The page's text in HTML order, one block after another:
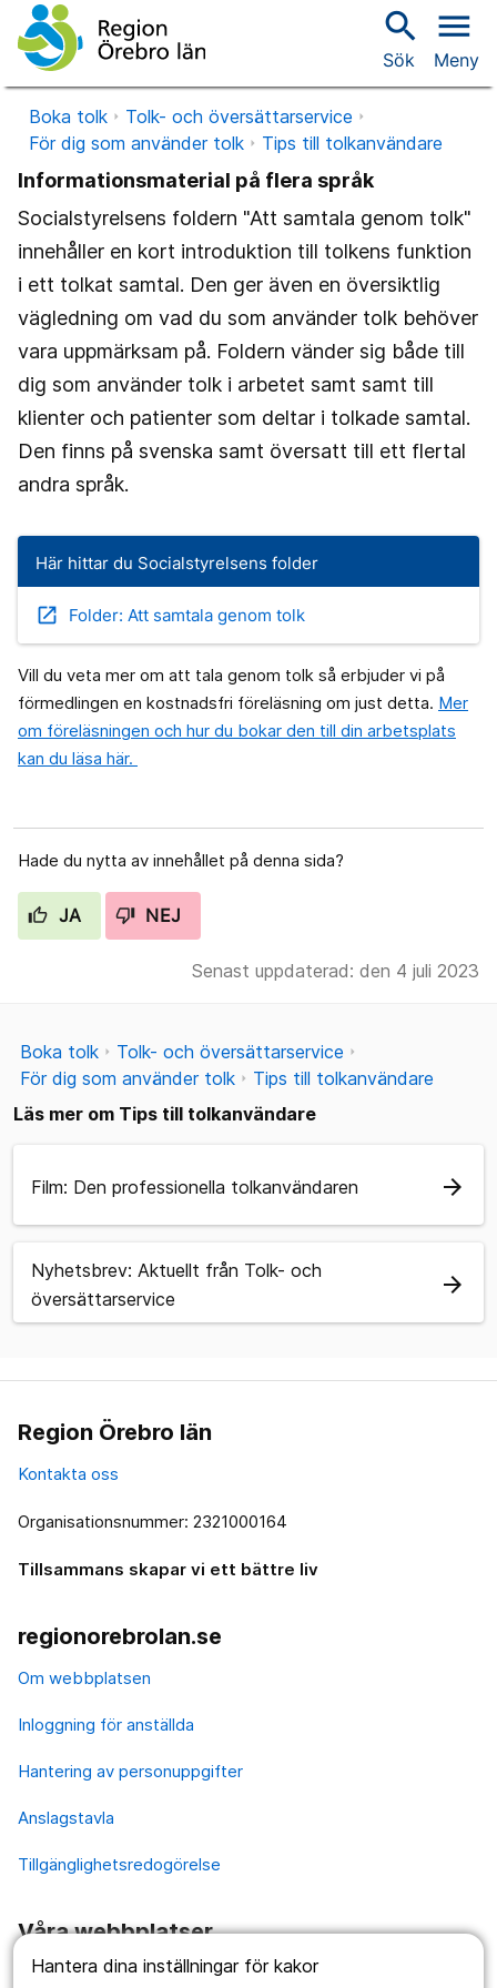
Hantera dina inställningar för kakor
search
Sök
menu
Meny
Boka tolk
Tolk- och översättarservice
För dig som använder tolk
Tips till tolkanvändare
Informationsmaterial på flera språk
Socialstyrelsens foldern "Att samtala genom tolk"
innehåller en kort introduktion till tolkens funktion
i ett tolkat samtal. Den ger även en översiktlig
vägledning om vad du som använder tolk behöver
vara uppmärksam på. Foldern vänder sig både till
dig som använder tolk i arbetet samt samt till
klienter och patienter som deltar i tolkade samtal.
Den finns på svenska samt översatt till ett flertal
andra språk.
Här hittar du Socialstyrelsens folder
open_in_new Folder: Att samtala genom tolk
Vill du veta mer om att tala genom tolk så erbjuder vi på
förmedlingen en kostnadsfri föreläsning om just detta. Mer
om föreläsningen och hur du bokar den till din arbetsplats
kan du läsa här.
Hade du nytta av innehållet på denna sida?
JA NEJ
Senast uppdaterad: den 4 juli 2023
Boka tolk
Tolk- och översättarservice
För dig som använder tolk
Tips till tolkanvändare
Läs mer om Tips till tolkanvändare
Film: Den professionella tolkanvändaren arrow_forward
Nyhetsbrev: Aktuellt från Tolk- och
översättarservice
arrow_forward
Region Örebro län
Kontakta oss
Organisationsnummer: 2321000164
Tillsammans skapar vi ett bättre liv
regionorebrolan.se
Om webbplatsen
Inloggning för anställda
Hantering av personuppgifter
Anslagstavla
Tillgänglighetsredogörelse
Våra webbplatser
1177.se